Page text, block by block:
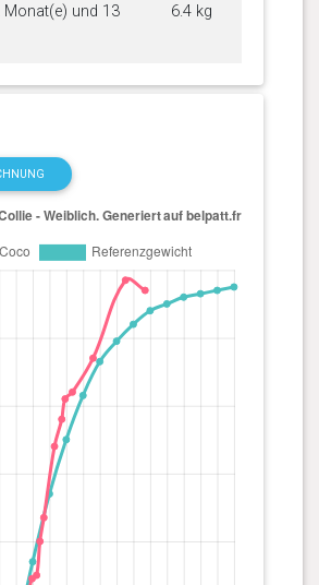
Monat(e) und 13
6.4 kg